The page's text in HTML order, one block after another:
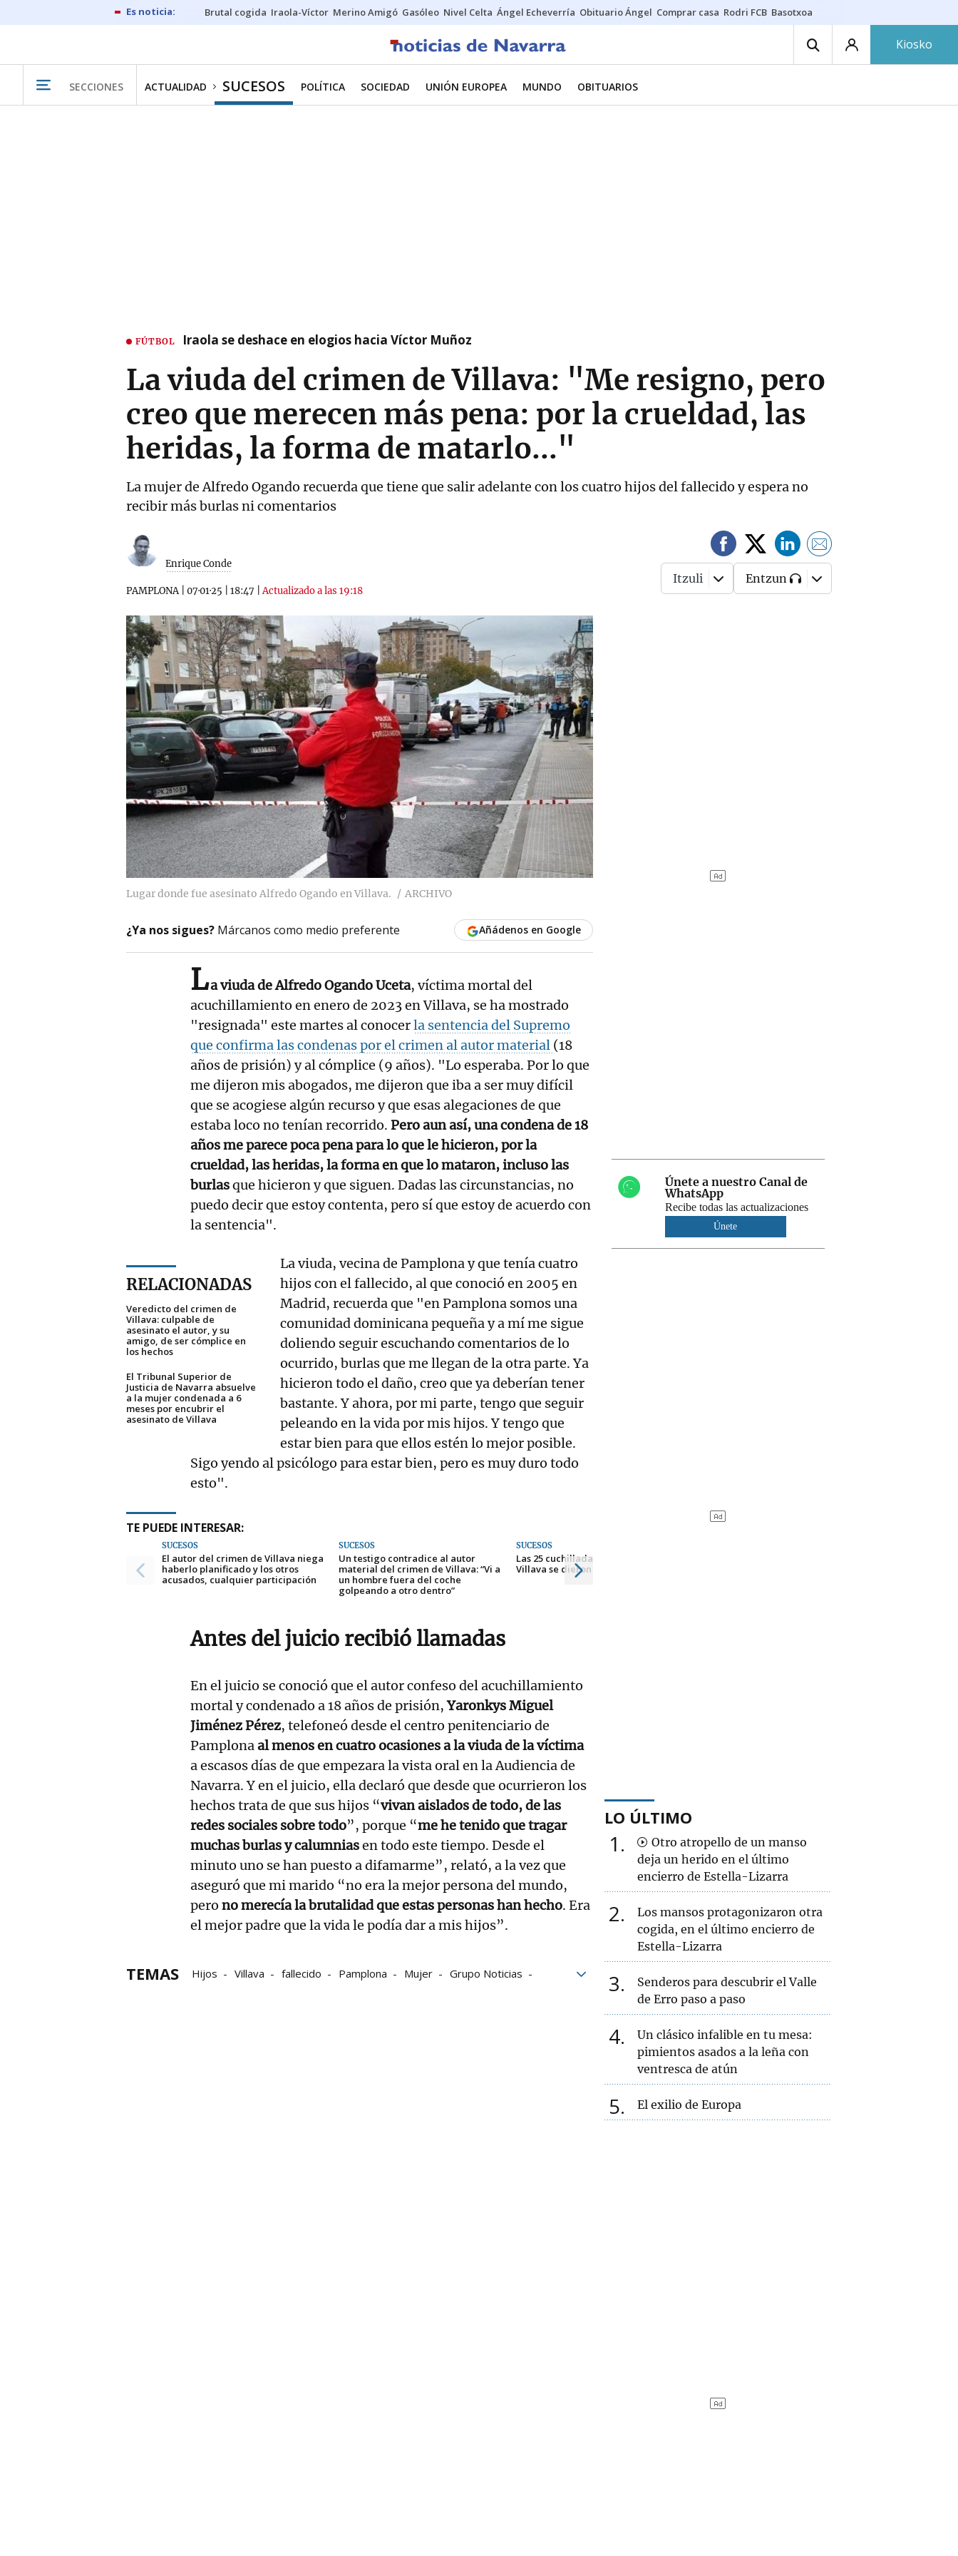
Brutal cogida Iraola-Víctor Merino Amigó Gasóleo Nivel Celta Ángel Echeverría Obituario Ángel Comprar casa Rodri FCB Basotxoa
Kiosko
SECCIONES ACTUALIDAD SUCESOS POLÍTICA SOCIEDAD UNIÓN EUROPEA MUNDO OBITUARIOS
FÚTBOL Iraola se deshace en elogios hacia Víctor Muñoz
La viuda del crimen de Villava: "Me resigno, pero
creo que merecen más pena: por la crueldad, las
heridas, la forma de matarlo..."
La mujer de Alfredo Ogando recuerda que tiene que salir adelante con los cuatro hijos del fallecido y espera no
recibir más burlas ni comentarios
Enrique Conde
PAMPLONA| 07·01·25 18:47 |Actualizado a las 19:18
Itzuli Entzun
Lugar donde fue asesinato Alfredo Ogando en Villava. ARCHIVO
¿Ya nos sigues? Márcanos como medio preferente Añádenos en Google
La viuda de Alfredo Ogando Uceta, víctima mortal del
acuchillamiento en enero de 2023 en Villava, se ha mostrado
"resignada" este martes al conocerla sentencia del Supremo
que confirma las condenas por el crimen al autor material (18
años de prisión) y al cómplice (9 años). "Lo esperaba. Por lo que
me dijeron mis abogados, me dijeron que iba a ser muy difícil
que se acogiese algún recurso y que esas alegaciones de que
estaba loco no tenían recorrido. Pero aun así, una condena de 18
años me parece poca pena para lo que le hicieron, por la
crueldad, las heridas, la forma en que lo mataron, incluso las
burlasque hicieron y que siguen. Dadas las circunstancias, no
puedo decir que estoy contenta, pero sí que estoy de acuerdo con
la sentencia".
RELACIONADAS
Veredicto del crimen de
Villava: culpable de
asesinato el autor, y su
amigo, de ser cómplice en
los hechos
El Tribunal Superior de
Justicia de Navarra absuelve
a la mujer condenada a 6
meses por encubrir el
asesinato de Villava
La viuda, vecina de Pamplona y que tenía cuatro
hijos con el fallecido, al que conoció en 2005 en
Madrid, recuerda que "en Pamplona somos una
comunidad dominicana pequeña y a mí me sigue
doliendo seguir escuchando comentarios de lo
ocurrido, burlas que me llegan de la otra parte. Ya
hicieron todo el daño, creo que ya deberían tener
bastante. Y ahora, por mi parte, tengo que seguir
peleando en la vida por mis hijos. Y tengo que
estar bien para que ellos estén lo mejor posible.
Sigo yendo al psicólogo para estar bien, pero es muy duro todo
esto".
TE PUEDE INTERESAR:
SUCESOS
El autor del crimen de Villava niega
haberlo planificado y los otros
acusados, cualquier participación
SUCESOS
Un testigo contradice al autor
material del crimen de Villava: “Vi a
un hombre fuera del coche
golpeando a otro dentro”
SUCESOS
Las 25 cuchilladas del crimen de
Villava se dieron dentro del coche
Antes del juicio recibió llamadas
En el juicio se conoció que el autor confeso del acuchillamiento
mortal y condenado a 18 años de prisión,Yaronkys Miguel
Jiménez Pérez, telefoneó desde el centro penitenciario de
Pamplonaal menos en cuatro ocasiones a la viuda de la víctima
a escasos días de que empezara la vista oral en la Audiencia de
Navarra. Y en el juicio, ella declaró que desde que ocurrieron los
hechos trata de que sus hijos “vivan aislados de todo, de las
redes sociales sobre todo”, porque “me he tenido que tragar
muchas burlas y calumniasen todo este tiempo. Desde el
minuto uno se han puesto a difamarme”, relató, a la vez que
aseguró que mi marido “no era la mejor persona del mundo,
pero no merecía la brutalidad que estas personas han hecho. Era
el mejor padre que la vida le podía dar a mis hijos”.
TEMAS Hijos Villava fallecido Pamplona Mujer
Grupo Noticias
Únete a nuestro Canal de
WhatsApp
Recibe todas las actualizaciones
Únete
LO ÚLTIMO
1
Otro atropello de un manso
deja un herido en el último
encierro de Estella-Lizarra
2
Los mansos protagonizaron otra
cogida, en el último encierro de
Estella-Lizarra
3
Senderos para descubrir el Valle
de Erro paso a paso
4
Un clásico infalible en tu mesa:
pimientos asados a la leña con
ventresca de atún
5 El exilio de Europa